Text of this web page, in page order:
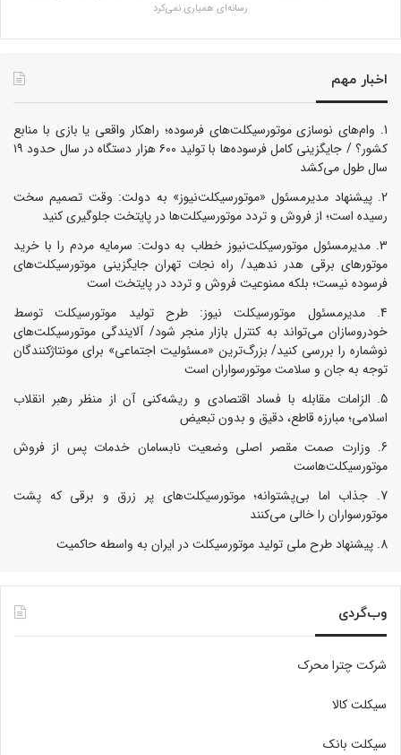
رسانه‌ای همیاری نمی‌کرد
اخبار مهم
وام‌های نوسازی موتورسیکلت‌های فرسوده؛ راهکار واقعی یا بازی با منابع
کشور؟ / جایگزینی کامل فرسوده‌ها با تولید ۶۰۰ هزار دستگاه در سال حدود ۱۹
سال طول می‌کشد
پیشنهاد مدیرمسئول «موتورسیکلت‌نیوز» به دولت: وقت تصمیم سخت
رسیده است؛ از فروش و تردد موتورسیکلت‌ها در پایتخت جلوگیری کنید
مدیرمسئول موتورسیکلت‌نیوز خطاب به دولت: سرمایه مردم را با خرید
موتورهای برقی هدر ندهید/ راه نجات تهران جایگزینی موتورسیکلت‌های
فرسوده نیست؛ بلکه ممنوعیت فروش و تردد در پایتخت است
مدیرمسئول موتورسیکلت نیوز: طرح تولید موتورسیکلت توسط
خودروسازان می‌تواند به کنترل بازار منجر شود/ آلایندگی موتورسیکلت‌های
نوشماره را بررسی کنید/ بزرگ‌ترین «مسئولیت اجتماعی» برای مونتاژکنندگان
توجه به جان و سلامت موتورسواران است
الزامات مقابله با فساد اقتصادی و ریشه‌کنی آن از منظر رهبر انقلاب
اسلامی؛ مبارزه قاطع، دقیق و بدون تبعیض
وزارت صمت مقصر اصلی وضعیت نابسامان خدمات پس از فروش
موتورسیکلت‌هاست
جذاب اما بی‌پشتوانه؛ موتورسیکلت‌های پر زرق‌ و برقی که پشت
موتورسواران را خالی می‌کنند
پیشنهاد طرح ملی تولید موتورسیکلت در ایران به واسطه حاکمیت
وب‌گردی
شرکت چترا محرک
سیکلت کالا
سیکلت بانک